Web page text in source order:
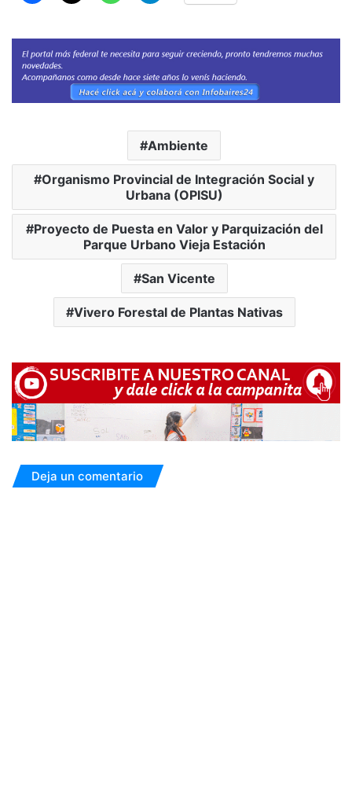
Ambiente
Organismo Provincial de Integración Social y
Urbana (OPISU)
Proyecto de Puesta en Valor y Parquización del
Parque Urbano Vieja Estación
San Vicente
Vivero Forestal de Plantas Nativas
Deja un comentario